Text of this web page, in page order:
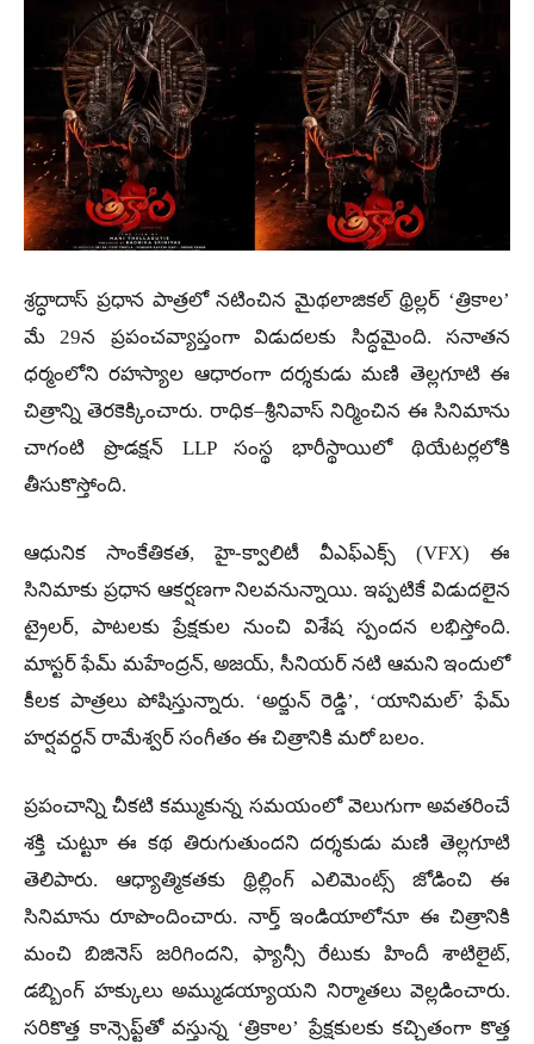
శ్రద్ధాదాస్ ప్రధాన పాత్రలో నటించిన మైథలాజికల్ థ్రిల్లర్ ‘త్రికాల’
మే 29న ప్రపంచవ్యాప్తంగా విడుదలకు సిద్ధమైంది. సనాతన
ధర్మంలోని రహస్యాల ఆధారంగా దర్శకుడు మణి తెల్లగూటి ఈ
చిత్రాన్ని తెరకెక్కించారు. రాధిక–శ్రీనివాస్ నిర్మించిన ఈ సినిమాను
చాగంటి ప్రొడక్షన్ LLP సంస్థ భారీస్థాయిలో థియేటర్లలోకి
తీసుకొస్తోంది.
​ఆధునిక సాంకేతికత, హై-క్వాలిటీ వీఎఫ్ఎక్స్ (VFX) ఈ
సినిమాకు ప్రధాన ఆకర్షణగా నిలవనున్నాయి. ఇప్పటికే విడుదలైన
ట్రైలర్, పాటలకు ప్రేక్షకుల నుంచి విశేష స్పందన లభిస్తోంది.
మాస్టర్ ఫేమ్ మహేంద్రన్, అజయ్, సీనియర్ నటి ఆమని ఇందులో
కీలక పాత్రలు పోషిస్తున్నారు. ‘అర్జున్ రెడ్డి’, ‘యానిమల్’ ఫేమ్
హర్షవర్ధన్ రామేశ్వర్ సంగీతం ఈ చిత్రానికి మరో బలం.
​ప్రపంచాన్ని చీకటి కమ్ముకున్న సమయంలో వెలుగుగా అవతరించే
శక్తి చుట్టూ ఈ కథ తిరుగుతుందని దర్శకుడు మణి తెల్లగూటి
తెలిపారు. ఆధ్యాత్మికతకు థ్రిల్లింగ్ ఎలిమెంట్స్ జోడించి ఈ
సినిమాను రూపొందించారు. నార్త్ ఇండియాలోనూ ఈ చిత్రానికి
మంచి బిజినెస్ జరిగిందని, ఫ్యాన్సీ రేటుకు హిందీ శాటిలైట్,
డబ్బింగ్ హక్కులు అమ్ముడయ్యాయని నిర్మాతలు వెల్లడించారు.
సరికొత్త కాన్సెప్ట్‌తో వస్తున్న ‘త్రికాల’ ప్రేక్షకులకు కచ్చితంగా కొత్త